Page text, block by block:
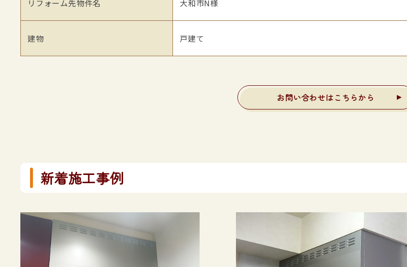
リフォーム先物件名 大和市N様
建物 戸建て
お問い合わせはこちらから
新着施工事例